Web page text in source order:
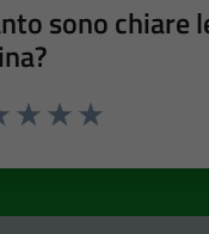
sono chiare